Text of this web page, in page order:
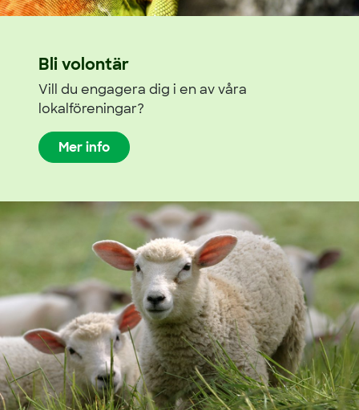
Bli volontär
Vill du engagera dig i en av våra
lokalföreningar?
Mer info